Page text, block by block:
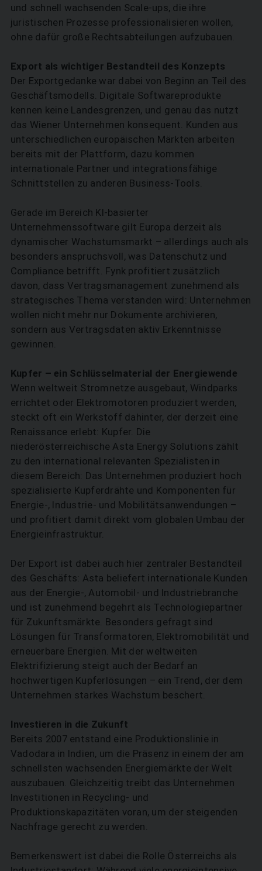
und schnell wachsenden Scale-ups, die ihre
juristischen Prozesse professionalisieren wollen,
ohne dafür große Rechtsabteilungen aufzubauen.
Export als wichtiger Bestandteil des Konzepts
Der Exportgedanke war dabei von Beginn an Teil des
­Geschäftsmodells. Digitale Softwareprodukte
kennen ­keine Landesgrenzen, und genau das nutzt
das Wiener Unternehmen konsequent. Kunden aus
unterschiedlichen europäischen Märkten arbeiten
bereits mit der Plattform, dazu kommen
internationale Partner und integrationsfähige
Schnittstellen zu anderen Business-Tools.
Gerade im Bereich KI-basierter
Unternehmenssoftware gilt Europa derzeit als
dynamischer Wachstumsmarkt – allerdings auch als
besonders anspruchsvoll, was Datenschutz und
Compliance betrifft. Fynk profitiert zusätzlich
davon, dass Vertrags­management zunehmend als
strate­gisches Thema verstanden wird: Unternehmen
wollen nicht mehr nur Dokumente archivieren,
sondern aus Vertragsdaten aktiv Erkenntnisse
gewinnen.
Kupfer – ein Schlüsselmaterial der Energiewende
Wenn weltweit Stromnetze ausgebaut, Windparks
errichtet oder Elektromotoren produziert werden,
steckt oft ein Werkstoff dahinter, der derzeit eine
Renaissance erlebt: Kupfer. Die
niederösterreichische Asta Energy Solutions zählt
zu den international relevanten Spezialisten in
diesem Bereich: Das Unternehmen produziert hoch
spezialisierte Kupferdrähte und Komponenten für
Energie-, Industrie- und Mobilitätsanwendungen –
und profitiert damit direkt vom globalen Umbau der
Energieinfrastruktur.
Der Export ist dabei auch hier zentraler Bestandteil
des Geschäfts: Asta beliefert internationale Kunden
aus der Energie-, Auto­mobil- und Industriebranche
und ist zunehmend ­begehrt als Technologiepartner
für Zukunftsmärkte. Besonders gefragt sind
Lösungen für Transformatoren, Elektromobilität und
erneuerbare Energien. Mit der weltweiten
Elektrifizierung steigt auch der Bedarf an
hochwertigen Kupferlösungen – ein Trend, der dem
Unternehmen ­starkes Wachstum beschert.
Investieren in die Zukunft
Bereits 2007 entstand eine Produktionslinie in
Vadodara in Indien, um die Präsenz in einem der am
schnellsten wachsenden Energiemärkte der Welt
auszubauen. Gleichzeitig treibt das Unternehmen
Investitionen in Recycling- und
Produktionskapazitäten voran, um der steigenden
Nachfrage gerecht zu werden.
Bemerkenswert ist dabei die Rolle Österreichs als
SUCHEN